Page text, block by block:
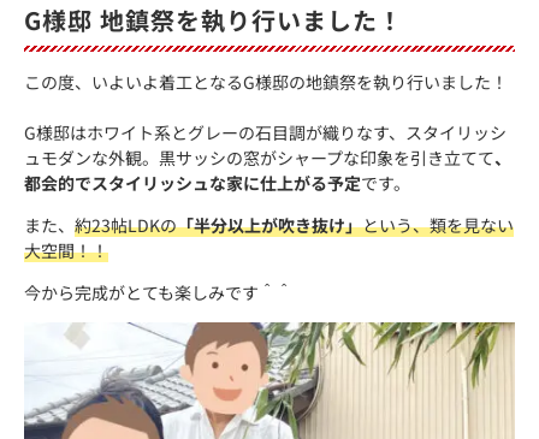
G様邸 地鎮祭を執り行いました！
この度、いよいよ着工となるG様邸の地鎮祭を執り行いました！
G様邸はホワイト系とグレーの石目調が織りなす、スタイリッシ
ュモダンな外観。黒サッシの窓がシャープな印象を引き立てて、
都会的でスタイリッシュな家に仕上がる予定です。
また、 約23帖LDKの「半分以上が吹き抜け」という、類を見ない
大空間！！
今から完成がとても楽しみです＾＾